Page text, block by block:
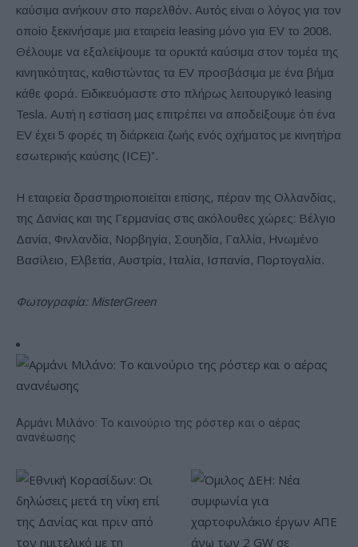
καύσιμα ανήκουν στο παρελθόν. Αυτός είναι ο λόγος για τον
οποίο ξεκινήσαμε μια εταιρεία leasing μόνο για EV το 2008.
Θέλουμε να εξαλείψουμε τα ορυκτά καύσιμα στον τομέα της
κινητικότητας, καθιστώντας τα EV προσβάσιμα με ένα βήμα
κάθε φορά. Ειδικευόμαστε στο πλήρως λειτουργικό leasing
Tesla. Αυτή η εστίαση μας επιτρέπει να αποδείξουμε ότι ένα
EV έχει 5 φορές τη διάρκεια ζωής ενός οχήματος με κινητήρα
εσωτερικής καύσης (ICE)”.
Η εταιρεία δραστηριοποιείται επίσης, πέραν της Ολλανδίας,
της Δανίας και της Γερμανίας στις ακόλουθες χώρες: Βέλγιο
Δανία, Φινλανδία, Νορβηγία, Σουηδία, Γαλλία, Ηνωμένο
Βασίλειο, Ελβετία, Αυστρία, Ιταλία, Ισπανία, Πορτογαλία.
Φωτογραφία: MisterGreen
Αρμάνι Μιλάνο: Το καινούριο της ρόστερ και ο αέρας
ανανέωσης